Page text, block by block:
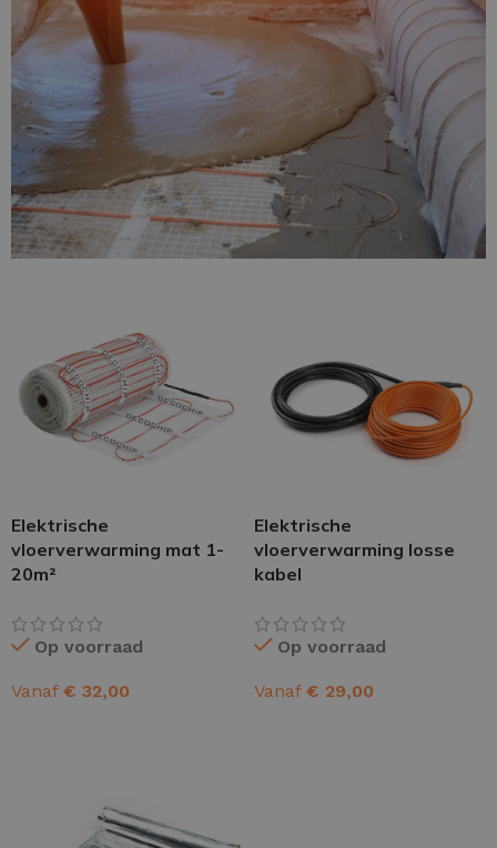
Elektrische
vloerverwarming mat 1-
20m²
Op voorraad
Vanaf € 32,00
Elektrische
vloerverwarming losse
kabel
Op voorraad
Vanaf € 29,00